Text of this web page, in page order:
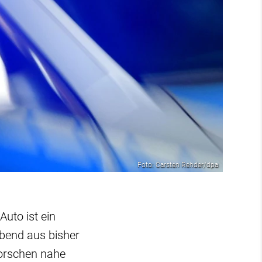
Foto: Carsten Rehder/dpa
ist ein
aus bisher
nahe